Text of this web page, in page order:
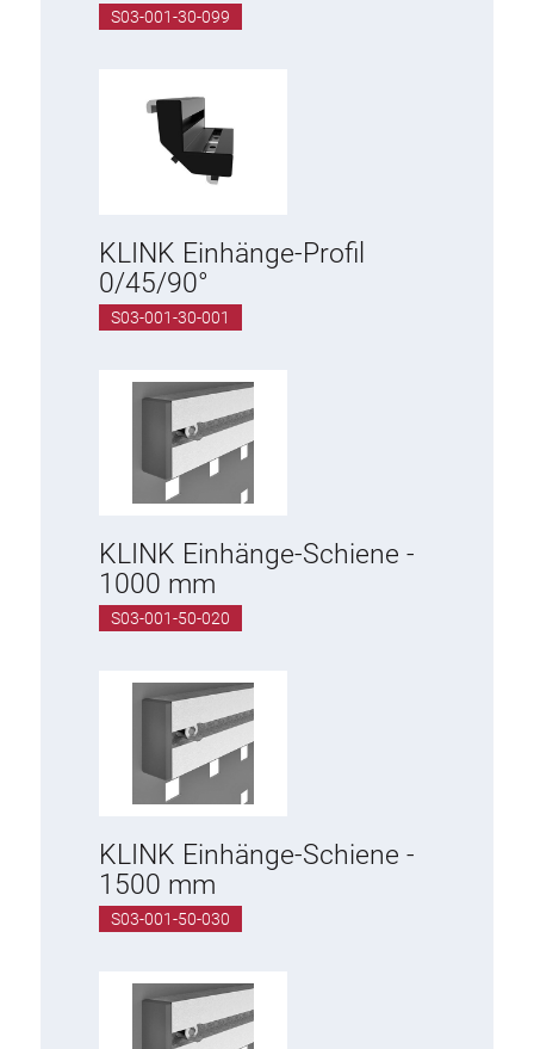
S03-001-30-099
KLINK Einhänge-Profil
0/45/90°
S03-001-30-001
KLINK Einhänge-Schiene -
1000 mm
S03-001-50-020
KLINK Einhänge-Schiene -
1500 mm
S03-001-50-030